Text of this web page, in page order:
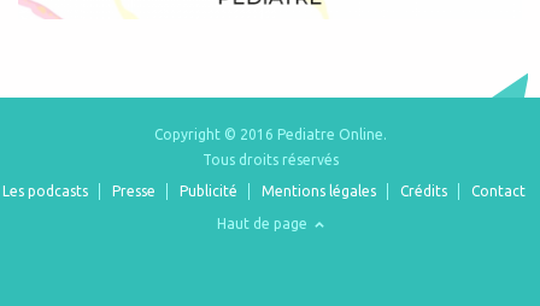
Copyright © 2016 Pediatre Online.
Tous droits réservés
Les podcasts
Presse Publicité Mentions légales Crédits Contact
Haut de page